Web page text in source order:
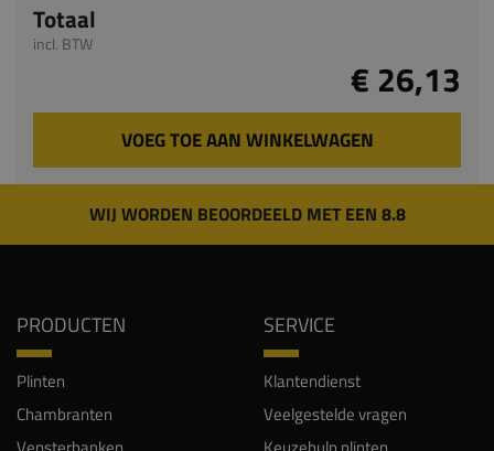
Totaal
incl. BTW
€ 26,13
VOEG TOE AAN WINKELWAGEN
WIJ WORDEN BEOORDEELD MET EEN 8.8
PRODUCTEN
Plinten
Chambranten
SERVICE
Klantendienst
Veelgestelde vragen